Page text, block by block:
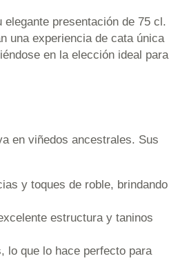
elegante presentación de 75 cl.
una experiencia de cata única
en la elección ideal para
en viñedos ancestrales. Sus
y toques de roble, brindando
estructura y taninos
lo que lo hace perfecto para